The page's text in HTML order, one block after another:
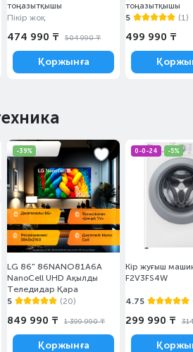
тоңазытқышы
Пікір жоқ
474 990 ₸ 504 990 ₸
Қоржынға
тоңазытқышы
5
(1)
499 990 ₸
-39%
LG 86" 86NANO81A6A
NanoCell UHD Ақылды
Теледидар Қара
5
(20)
849 990 ₸ 1 399 990 ₸
Қоржынға
0-0-24 -5%
Кір жуғыш
F2V3FS4W
4.75
299 990 ₸